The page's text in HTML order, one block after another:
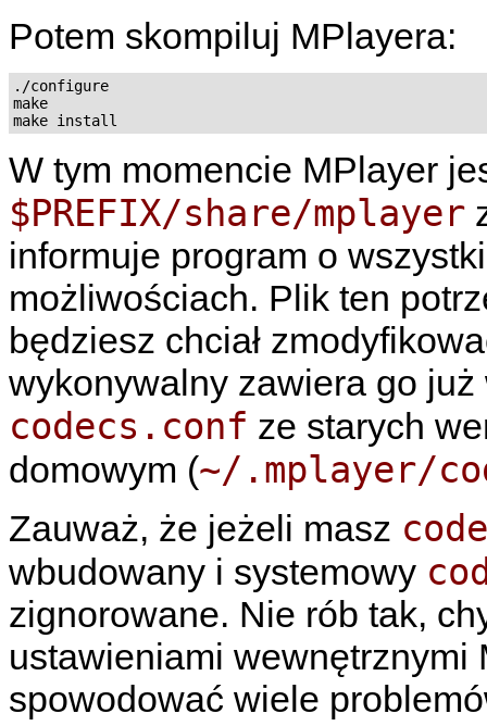
Potem skompiluj MPlayera:
./configure
make
W tym momencie MPlayer
$PREFIX/share/mplayer
informuje program o
możliwościach. Plik ten
będziesz chciał
wykonywalny zawiera go
codecs.conf ze starych
domowym (~/.mplayer/
Zauważ, że jeżeli masz
wbudowany i systemowy
zignorowane. Nie rób tak,
ustawieniami wewnętrznymi
spowodować wiele